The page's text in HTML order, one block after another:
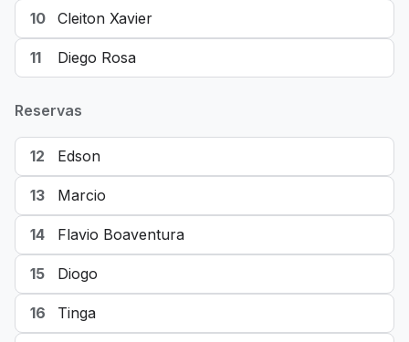
10 Cleiton Xavier
11 Diego Rosa
Reservas
12 Edson
13 Marcio
14 Flavio Boaventura
15 Diogo
16 Tinga